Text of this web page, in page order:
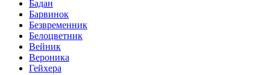
Бадан
Барвинок
Безвременник
Белоцветник
Вейник
Вероника
Гейхера